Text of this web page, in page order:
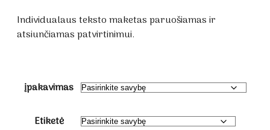
Individualaus teksto maketas paruošiamas ir
atsiunčiamas patvirtinimui.
įpakavimas
Etiketė